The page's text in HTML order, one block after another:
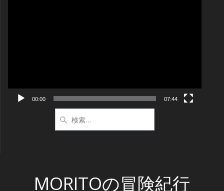
00:00 07:44
索:
MORITOの冒険紀行